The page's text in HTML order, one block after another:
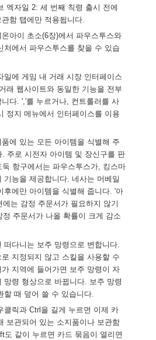
엑자일 2: 세 번째 칙령 출시 전에
함 탭에만 적용됩니다.
아이 초소(6장)에서 파우스투스와
처에서 파우스투스를 찾을 수 있습
일에 게임 내 거래 시장 인터페이스
래 웹사이트와 동일한 기능을 전부
다. ','를 누르거나, 컨트롤러를 사
정지 메뉴에서 인터페이스를 이용
에 있는 모든 아이템을 식별해 주
. 주로 시전자 아이템 및 장신구를 판
항구에서는 파우스투스가, 킹스마
기능을 제공합니다. 네사는 머베일
후에만 아이템을 식별해 줍니다. '아
에는 감정 주문서가 필요하지 않기
주문서가 나올 확률이 크게 감소
떠다니는 보주 망령으로 변합니다.
지정되지 않고 스킬을 사용할 수
지역에 들어가면 보주 망령이 자
망령 형상으로 바뀝니다. 보주 망령
할 때 덮어 쓸 수 있습니다.
클릭과 Ctrl을 길게 누르면 이제 카
보관되어 있는 소지품이나 보관함
도 같이 누르면 카드 묶음이 열리면